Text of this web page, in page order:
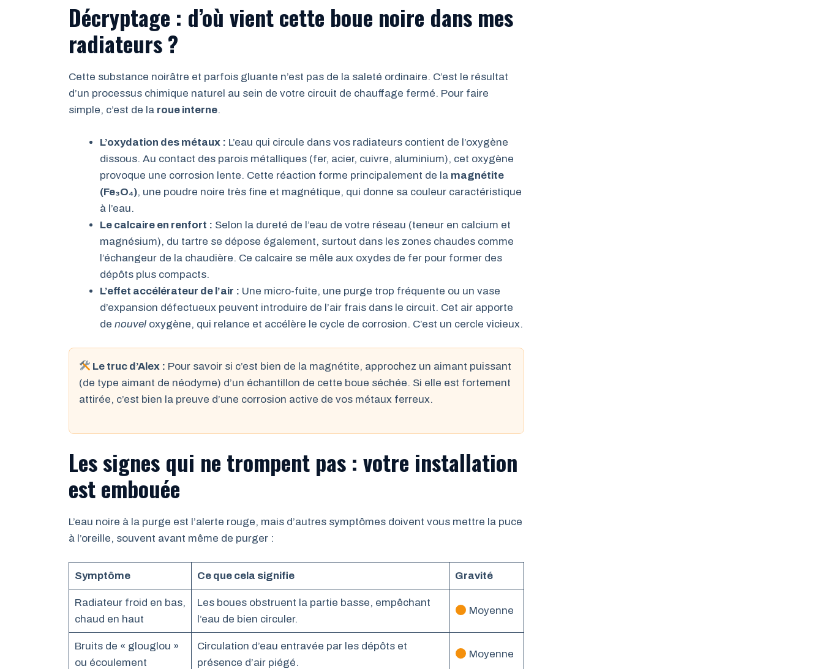
Décryptage : d’où vient cette boue noire dans mes
radiateurs ?
Cette substance noirâtre et parfois gluante n’est pas de la saleté ordinaire. C’est le résultat
d’un processus chimique naturel au sein de votre circuit de chauffage fermé. Pour faire
simple, c’est de la roue interne.
L’oxydation des métaux : L’eau qui circule dans vos radiateurs contient de l’oxygène
dissous. Au contact des parois métalliques (fer, acier, cuivre, aluminium), cet oxygène
provoque une corrosion lente. Cette réaction forme principalement de la magnétite
(Fe₃O₄), une poudre noire très fine et magnétique, qui donne sa couleur caractéristique
à l’eau.
Le calcaire en renfort : Selon la dureté de l’eau de votre réseau (teneur en calcium et
magnésium), du tartre se dépose également, surtout dans les zones chaudes comme
l’échangeur de la chaudière. Ce calcaire se mêle aux oxydes de fer pour former des
dépôts plus compacts.
L’effet accélérateur de l’air : Une micro-fuite, une purge trop fréquente ou un vase
d’expansion défectueux peuvent introduire de l’air frais dans le circuit. Cet air apporte
de nouvel oxygène, qui relance et accélère le cycle de corrosion. C’est un cercle vicieux.
Le truc d’Alex : Pour savoir si c’est bien de la magnétite, approchez un aimant puissant
(de type aimant de néodyme) d’un échantillon de cette boue séchée. Si elle est fortement
attirée, c’est bien la preuve d’une corrosion active de vos métaux ferreux.
Les signes qui ne trompent pas : votre installation
est embouée
L’eau noire à la purge est l’alerte rouge, mais d’autres symptômes doivent vous mettre la puce
à l’oreille, souvent avant même de purger :
Symptôme Ce que cela signifie Gravité
Radiateur froid en bas,
chaud en haut
Les boues obstruent la partie basse, empêchant
l’eau de bien circuler.
Moyenne
Bruits de « glouglou »
ou écoulement
Circulation d’eau entravée par les dépôts et
présence d’air piégé.
Moyenne